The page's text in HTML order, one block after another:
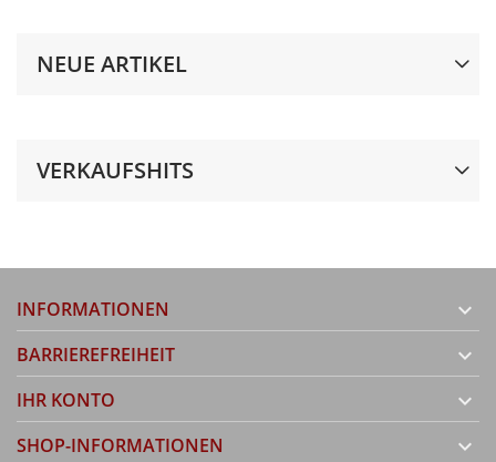
NEUE ARTIKEL
VERKAUFSHITS
INFORMATIONEN 
BARRIEREFREIHEIT 
IHR KONTO 
SHOP-INFORMATIONEN 